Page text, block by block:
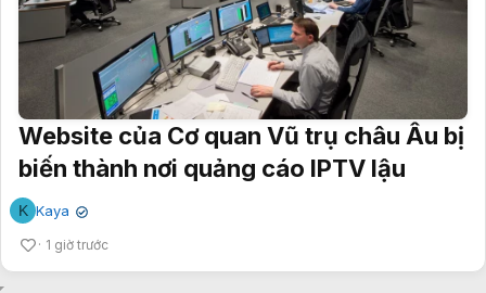
Website của Cơ quan Vũ trụ châu Âu bị
biến thành nơi quảng cáo IPTV lậu
K Kaya ✔
1 giờ trước